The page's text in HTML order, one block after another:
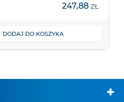
247,88 ZŁ
DODAJ DO KOSZYKA